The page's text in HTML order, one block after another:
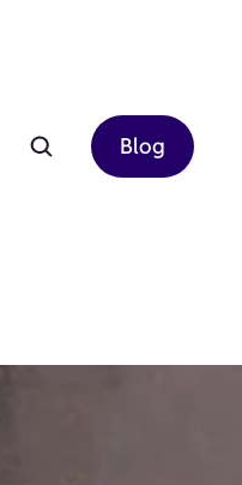
Blog